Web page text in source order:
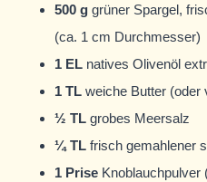
500 g grüner Spargel,
(ca. 1 cm Durchmesser)
1 EL natives Olivenöl
1 TL weiche Butter (oder
½ TL grobes Meersalz
¼ TL frisch gemahlener
1 Prise Knoblauchpulver